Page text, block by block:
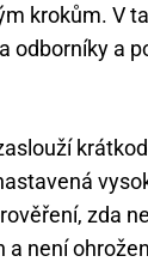
krokům. V
odborníky a
zda
a není